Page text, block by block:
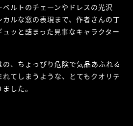
ルトのチェーンやドレスの光沢
ルな窓の表現まで、作者さんの丁
ッと詰まった見事なキャラクター
、ちょっぴり危険で気品あふれる
てしまうような、とてもクオリテ
した。